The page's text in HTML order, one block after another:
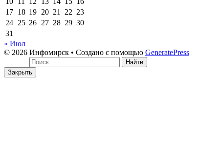
17 18 19 20 21 22 23
24 25 26 27 28 29 30
31
« Июл
© 2026 Инфомирск • Создано с помощью GeneratePress
Закрыть